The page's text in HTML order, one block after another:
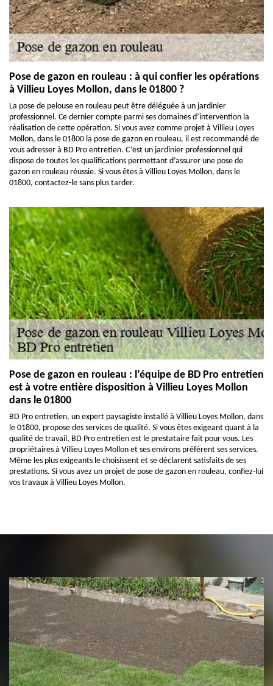
Pose de gazon en rouleau : à qui confier les opérations
à Villieu Loyes Mollon, dans le 01800 ?
La pose de pelouse en rouleau peut être déléguée à un jardinier
professionnel. Ce dernier compte parmi ses domaines d’intervention la
réalisation de cette opération. Si vous avez comme projet à Villieu Loyes
Mollon, dans le 01800 la pose de gazon en rouleau, il est recommandé de
vous adresser à BD Pro entretien. C’est un jardinier professionnel qui
dispose de toutes les qualifications permettant d’assurer une pose de
gazon en rouleau réussie. Si vous êtes à Villieu Loyes Mollon, dans le
01800, contactez-le sans plus tarder.
Pose de gazon en rouleau : l’équipe de BD Pro entretien
est à votre entière disposition à Villieu Loyes Mollon
dans le 01800
BD Pro entretien, un expert paysagiste installé à Villieu Loyes Mollon, dans
le 01800, propose des services de qualité. Si vous êtes exigeant quant à la
qualité de travail, BD Pro entretien est le prestataire fait pour vous. Les
propriétaires à Villieu Loyes Mollon et ses environs préfèrent ses services.
Même les plus exigeants le choisissent et se déclarent satisfaits de ses
prestations. Si vous avez un projet de pose de gazon en rouleau, confiez-lui
vos travaux à Villieu Loyes Mollon.